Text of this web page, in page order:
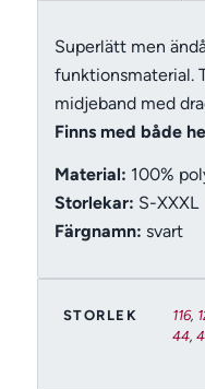
Superlätt men
funktionsmaterial.
midjeband med
Finns med både
Material: 100%
Storlekar: S-XXXL
Färgnamn: svart
STORLEK 116,
44,